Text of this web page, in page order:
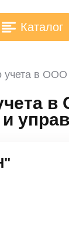
Каталог
учета в